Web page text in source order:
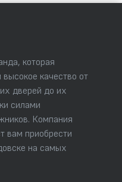
которая
качество от
дверей до их
силами
Компания
вам приобрести
на самых